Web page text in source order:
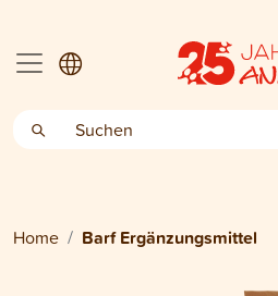
Home Barf Ergänzungsmittel